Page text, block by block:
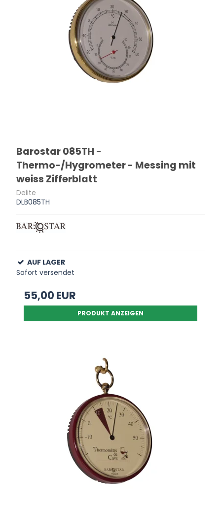
Barostar 085TH -
Thermo-/Hygrometer - Messing mit
weiss Zifferblatt
Delite
DLB085TH
AUF LAGER
Sofort versendet
55,00 EUR
PRODUKT ANZEIGEN